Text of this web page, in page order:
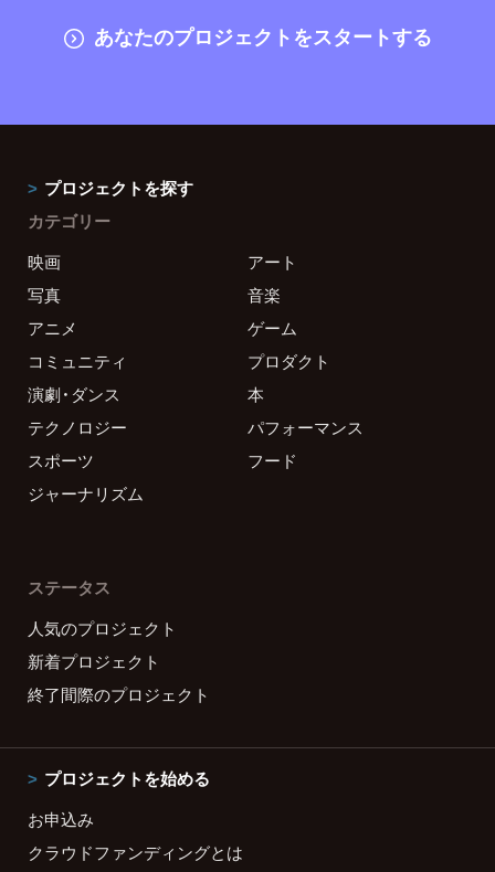
あなたのプロジェクトをスタートする
プロジェクトを探す
カテゴリー
映画
アート
写真
音楽
アニメ
ゲーム
コミュニティ
プロダクト
演劇・ダンス
本
テクノロジー
パフォーマンス
スポーツ
フード
ジャーナリズム
ステータス
人気のプロジェクト
新着プロジェクト
終了間際のプロジェクト
プロジェクトを始める
お申込み
クラウドファンディングとは